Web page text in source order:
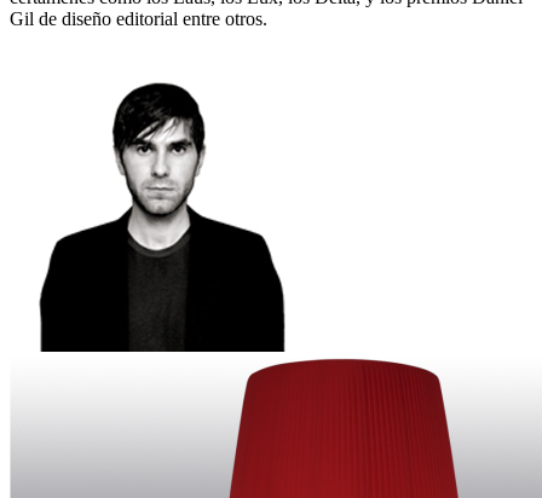
Gil de diseño editorial entre otros.